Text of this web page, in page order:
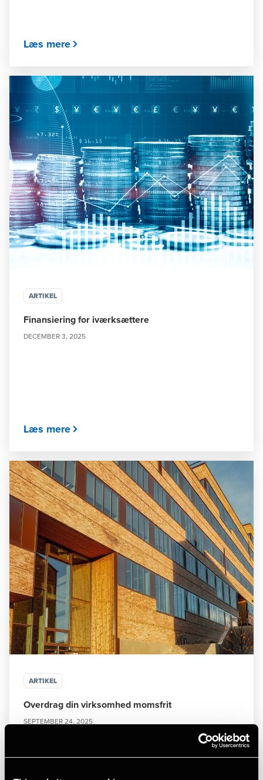
Læs mere
ARTIKEL
Finansiering for iværksættere
DECEMBER 3, 2025
Læs mere
ARTIKEL
Overdrag din virksomhed momsfrit
SEPTEMBER 24, 2025